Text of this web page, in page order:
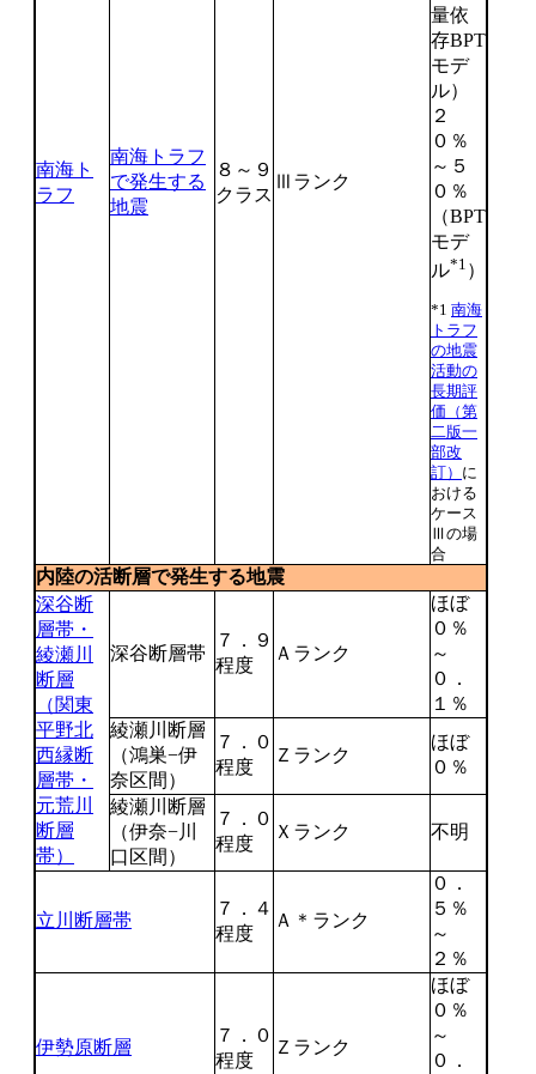
南海ト
ラフ
南海トラフ
で発生する
地震
８～９
クラス
Ⅲランク
量依
存BPT
モデ
ル）
２
０％
～５
０％
（BPT
モデ
ル*1 ）
*1 南海
トラフ
の地震
活動の
長期評
価（第
二版一
部改
訂） に
おける
ケース
Ⅲの場
合
内陸の活断層で発生する地震
深谷断
層帯・
綾瀬川
断層
（関東
平野北
西縁断
層帯・
元荒川
断層
帯）
深谷断層帯
７．９
程度
Ａランク
ほぼ
０％
～
０．
１％
綾瀬川断層
（鴻巣−伊
奈区間）
７．０
程度
Ｚランク
ほぼ
０％
綾瀬川断層
（伊奈−川
口区間）
７．０
程度
Ｘランク 不明
立川断層帯
７．４
程度
Ａ＊ランク
０．
５％
～
２％
伊勢原断層
７．０
程度
Ｚランク
ほぼ
０％
～
０．